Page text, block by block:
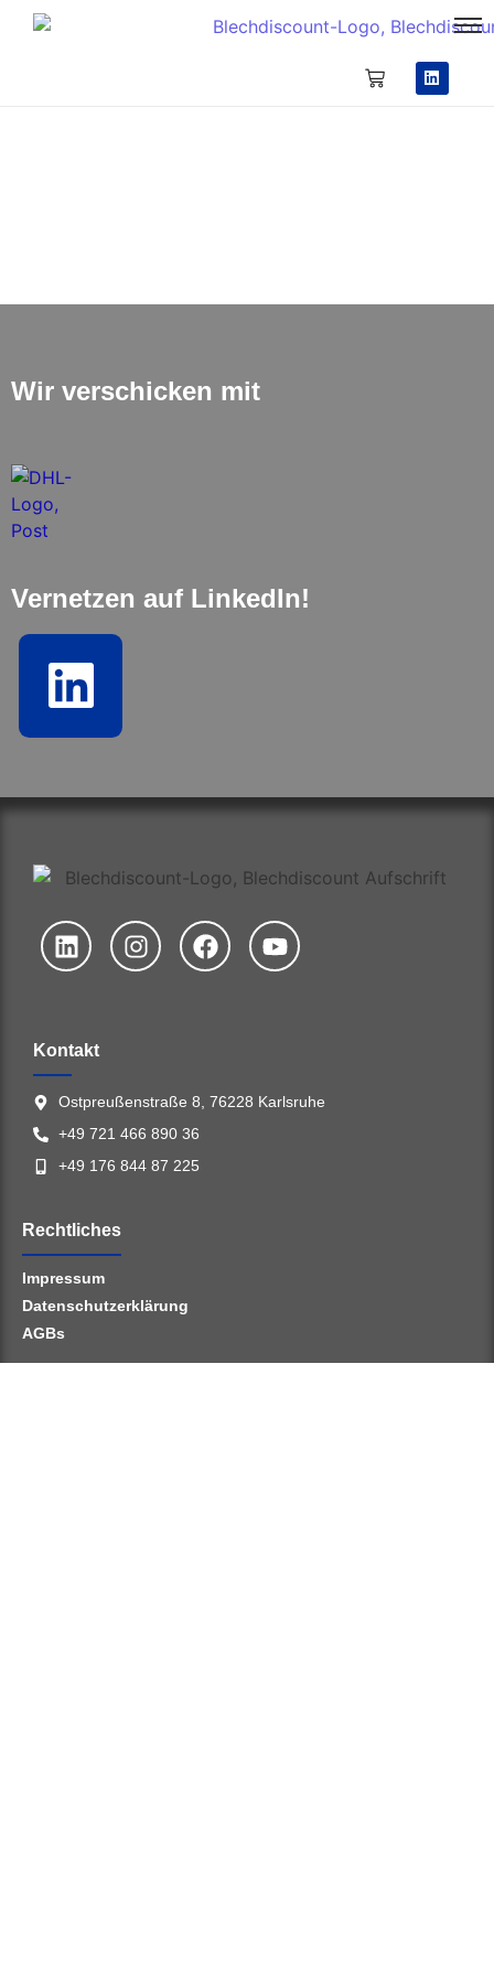
Wir verschicken mit
Vernetzen auf LinkedIn!
Kontakt
Ostpreußenstraße 8, 76228 Karlsruhe
+49 721 466 890 36
+49 176 844 87 225
Rechtliches
Impressum
Datenschutzerklärung
AGBs